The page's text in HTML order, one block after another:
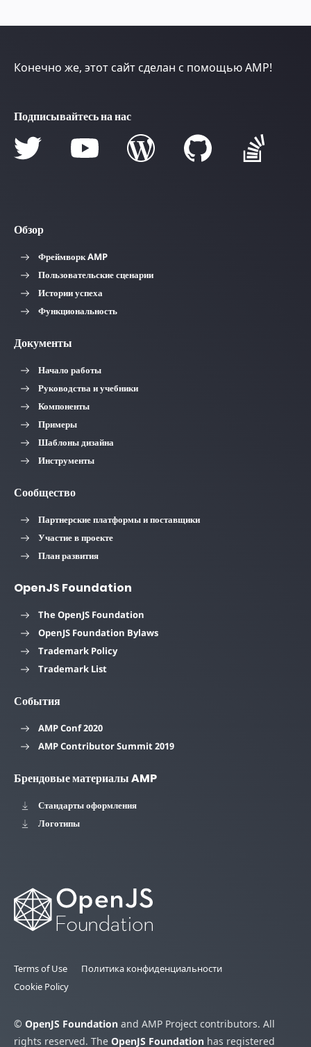
Конечно же, этот сайт сделан с помощью AMP!
Подписывайтесь на нас
Обзор
Фреймворк AMP
Пользовательские сценарии
Истории успеха
Функциональность
Документы
Начало работы
Руководства и учебники
Компоненты
Примеры
Шаблоны дизайна
Инструменты
Сообщество
Партнерские платформы и поставщики
Участие в проекте
План развития
OpenJS Foundation
The OpenJS Foundation
OpenJS Foundation Bylaws
Trademark Policy
Trademark List
События
AMP Conf 2020
AMP Contributor Summit 2019
Брендовые материалы AMP
Стандарты оформления
Логотипы
Terms of Use
Политика конфиденциальности
Cookie Policy
© OpenJS Foundation and AMP Project contributors. All
rights reserved. The OpenJS Foundation has registered